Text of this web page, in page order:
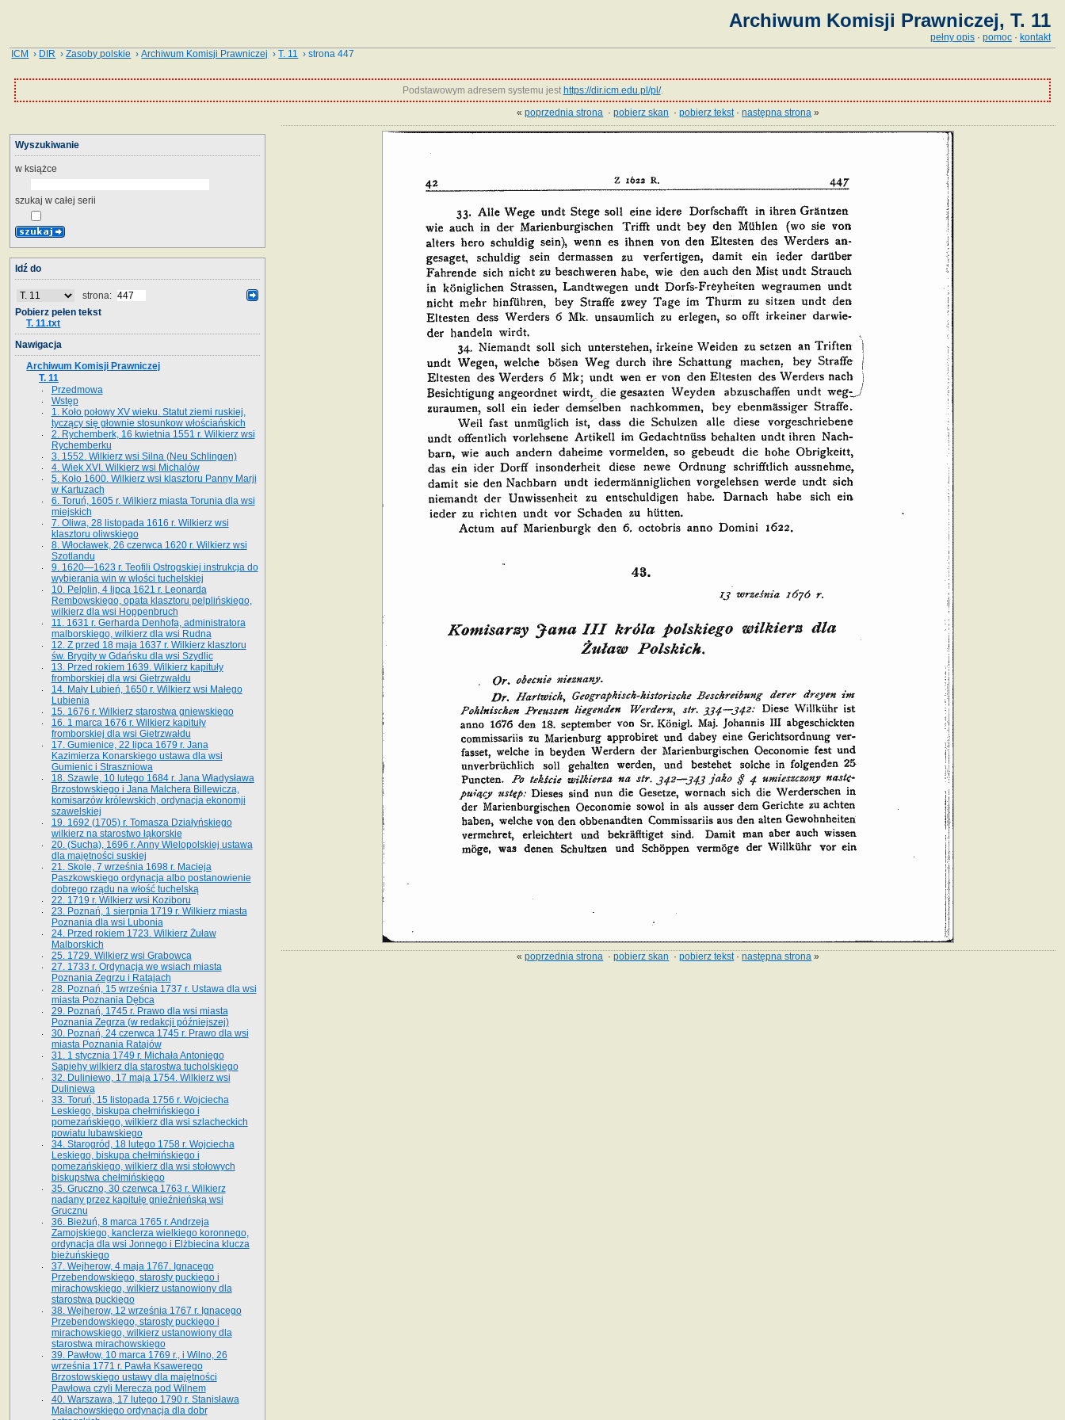
Archiwum Komisji Prawniczej, T. 11
pełny opis · pomoc · kontakt
ICM › DIR ›Zasoby polskie ›Archiwum Komisji Prawniczej ›T. 11 › strona 447
Podstawowym adresem systemu jest https://dir.icm.edu.pl/pl/.
«poprzednia strona ·pobierz skan ·pobierz tekst·następna strona »
«poprzednia strona ·pobierz skan ·pobierz tekst·następna strona »
Wyszukiwanie
w książce
szukaj w całej serii
Idź do
strona:
Pobierz pełen tekst
T. 11.txt
Nawigacja
Archiwum Komisji Prawniczej
T. 11
Przedmowa
Wstęp
1. Koło połowy XV wieku. Statut ziemi ruskiej,
tyczący się głownie stosunkow włościańskich
2. Rychemberk, 16 kwietnia 1551 r. Wilkierz wsi
Rychemberku
3. 1552. Wilkierz wsi Silna (Neu Schlingen)
4. Wiek XVI. Wilkierz wsi Michalów
5. Koło 1600. Wilkierz wsi klasztoru Panny Marji
w Kartuzach
6. Toruń, 1605 r. Wilkierz miasta Torunia dla wsi
miejskich
7. Oliwa, 28 listopada 1616 r. Wilkierz wsi
klasztoru oliwskiego
8. Włocławek, 26 czerwca 1620 r. Wilkierz wsi
Szotlandu
9. 1620—1623 r. Teofili Ostrogskiej instrukcja do
wybierania win w włości tuchelskiej
10. Pelplin, 4 lipca 1621 r. Leonarda
Rembowskiego, opata klasztoru pelplińskiego,
wilkierz dla wsi Hoppenbruch
11. 1631 r. Gerharda Denhofa, administratora
malborskiego, wilkierz dla wsi Rudna
12. Z przed 18 maja 1637 r. Wilkierz klasztoru
św. Brygity w Gdańsku dla wsi Szydlic
13. Przed rokiem 1639. Wilkierz kapituły
fromborskiej dla wsi Gietrzwałdu
14. Mały Lubień, 1650 r. Wilkierz wsi Małego
Lubienia
15. 1676 r. Wilkierz starostwa gniewskiego
16. 1 marca 1676 r. Wilkierz kapituły
fromborskiej dla wsi Gietrzwałdu
17. Gumienice, 22 lipca 1679 r. Jana
Kazimierza Konarskiego ustawa dla wsi
Gumienic i Straszniowa
18. Szawle, 10 lutego 1684 r. Jana Władysława
Brzostowskiego i Jana Malchera Billewicza,
komisarzów królewskich, ordynacja ekonomji
szawelskiej
19. 1692 (1705) r. Tomasza Działyńskiego
wilkierz na starostwo łąkorskie
20. (Sucha), 1696 r. Anny Wielopolskiej ustawa
dla majętności suskiej
21. Skole, 7 września 1698 r. Macieja
Paszkowskiego ordynacja albo postanowienie
dobrego rządu na włość tuchelską
22. 1719 r. Wilkierz wsi Koziboru
23. Poznań, 1 sierpnia 1719 r. Wilkierz miasta
Poznania dla wsi Lubonia
24. Przed rokiem 1723. Wilkierz Żuław
Malborskich
25. 1729. Wilkierz wsi Grabowca
27. 1733 r. Ordynacja we wsiach miasta
Poznania Zegrzu i Ratajach
28. Poznań, 15 września 1737 r. Ustawa dla wsi
miasta Poznania Dębca
29. Poznań, 1745 r. Prawo dla wsi miasta
Poznania Zegrza (w redakcji późniejszej)
30. Poznań, 24 czerwca 1745 r. Prawo dla wsi
miasta Poznania Ratajów
31. 1 stycznia 1749 r. Michała Antoniego
Sapiehy wilkierz dla starostwa tucholskiego
32. Duliniewo, 17 maja 1754. Wilkierz wsi
Duliniewa
33. Toruń, 15 listopada 1756 r. Wojciecha
Leskiego, biskupa chełmińskiego i
pomezańskiego, wilkierz dla wsi szlacheckich
powiatu lubawskiego
34. Starogród, 18 lutego 1758 r. Wojciecha
Leskiego, biskupa chełmińskiego i
pomezańskiego, wilkierz dla wsi stołowych
biskupstwa chełmińskiego
35. Gruczno, 30 czerwca 1763 r. Wilkierz
nadany przez kapitułę gnieźnieńską wsi
Grucznu
36. Bieżuń, 8 marca 1765 r. Andrzeja
Zamojskiego, kanclerza wielkiego koronnego,
ordynacja dla wsi Jonnego i Elżbiecina klucza
bieżuńskiego
37. Wejherow, 4 maja 1767. Ignacego
Przebendowskiego, starosty puckiego i
mirachowskiego, wilkierz ustanowiony dla
starostwa puckiego
38. Wejherow, 12 września 1767 r. Ignacego
Przebendowskiego, starosty puckiego i
mirachowskiego, wilkierz ustanowiony dla
starostwa mirachowskiego
39. Pawłow, 10 marca 1769 r., i Wilno, 26
września 1771 r. Pawła Ksawerego
Brzostowskiego ustawy dla majętności
Pawłowa czyli Merecza pod Wilnem
40. Warszawa, 17 lutego 1790 r. Stanisława
Małachowskiego ordynacja dla dobr